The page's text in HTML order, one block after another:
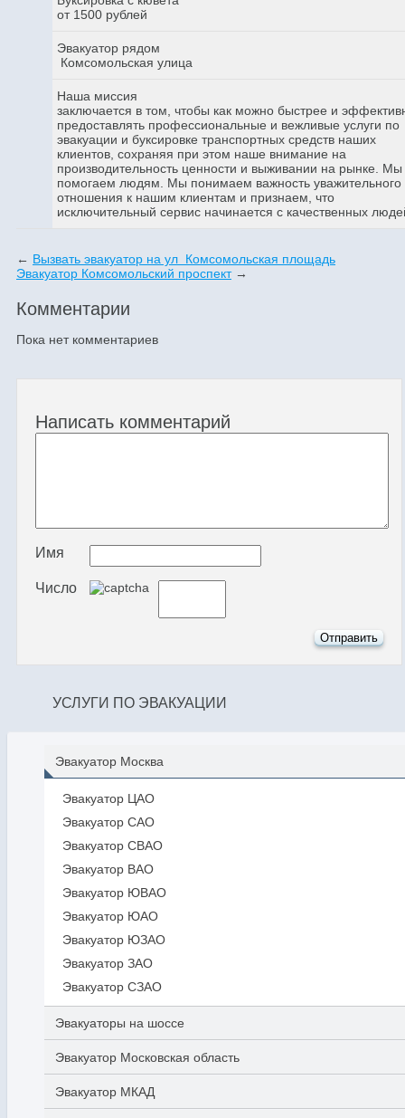
от 1500 рублей
Эвакуатор рядом
Комсомольская улица
Наша миссия
заключается в том, чтобы как можно быстрее и
предоставлять профессиональные и вежливые услуги по
эвакуации и буксировке транспортных средств наших
клиентов, сохраняя при этом наше внимание на
производительность ценности и выживании на рынке. Мы
помогаем людям. Мы понимаем важность уважительного
отношения к нашим клиентам и признаем, что
исключительный сервис начинается с качественных
← Вызвать эвакуатор на ул Комсомольская площадь
Эвакуатор Комсомольский проспект→
Комментарии
Пока нет комментариев
Написать комментарий
Имя
Число
УСЛУГИ ПО ЭВАКУАЦИИ
Эвакуатор Москва
Эвакуатор ЦАО
Эвакуатор САО
Эвакуатор СВАО
Эвакуатор ВАО
Эвакуатор ЮВАО
Эвакуатор ЮАО
Эвакуатор ЮЗАО
Эвакуатор ЗАО
Эвакуатор СЗАО
Эвакуаторы на шоссе
Эвакуатор Московская область
Эвакуатор МКАД